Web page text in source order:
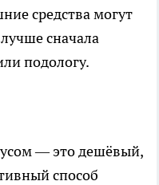
средства могут
сначала
подологу.
— это дешёвый,
способ